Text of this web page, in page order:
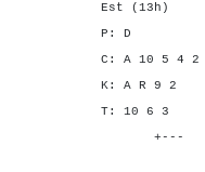
(13h)
4 P:
A 10 5
K: A R
10